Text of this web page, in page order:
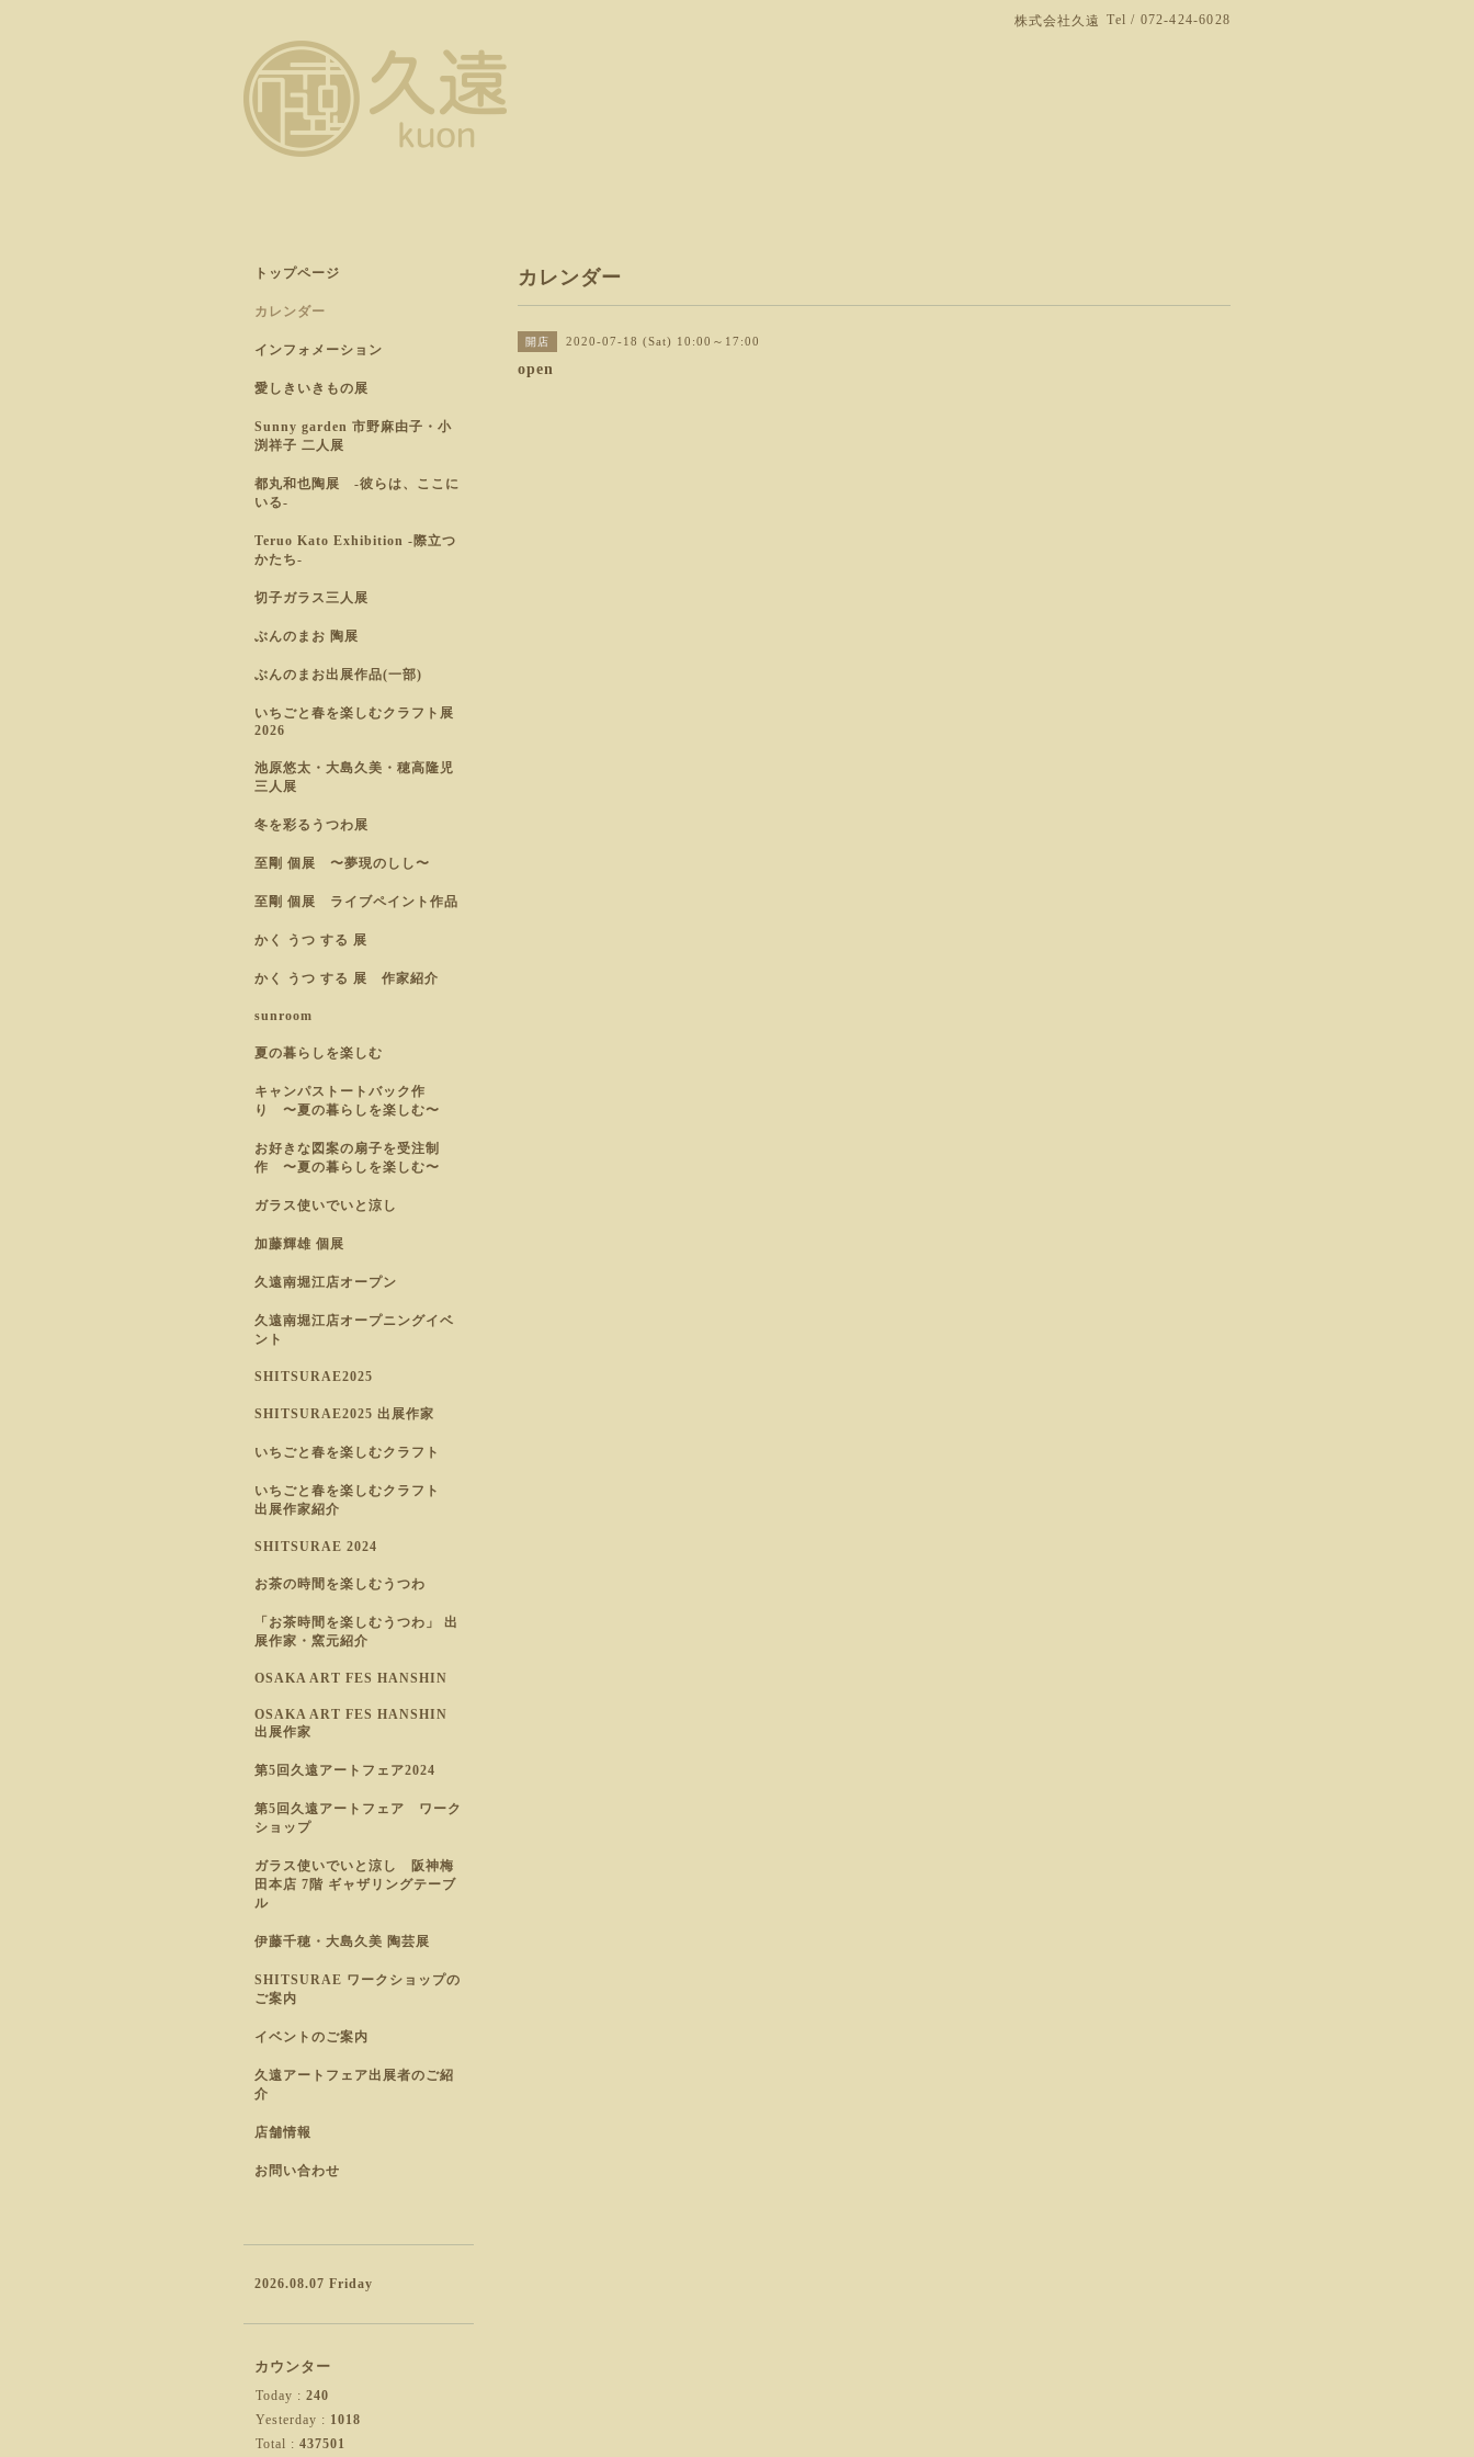
株式会社久遠 Tel / 072-424-6028
カレンダー
開店 2020-07-18 (Sat) 10:00～17:00
open
トップページ
カレンダー
インフォメーション
愛しきいきもの展
Sunny garden 市野麻由子・小
渕祥子 二人展
都丸和也陶展 -彼らは、ここに
いる-
Teruo Kato Exhibition -際立つ
かたち-
切子ガラス三人展
ぶんのまお 陶展
ぶんのまお出展作品(一部)
いちごと春を楽しむクラフト展
2026
池原悠太・大島久美・穂高隆児
三人展
冬を彩るうつわ展
至剛 個展 〜夢現のしし〜
至剛 個展 ライブペイント作品
かく うつ する 展
かく うつ する 展 作家紹介
sunroom
夏の暮らしを楽しむ
キャンパストートバック作
り 〜夏の暮らしを楽しむ〜
お好きな図案の扇子を受注制
作 〜夏の暮らしを楽しむ〜
ガラス使いでいと涼し
加藤輝雄 個展
久遠南堀江店オープン
久遠南堀江店オープニングイベ
ント
SHITSURAE2025
SHITSURAE2025 出展作家
いちごと春を楽しむクラフト
いちごと春を楽しむクラフト
出展作家紹介
SHITSURAE 2024
お茶の時間を楽しむうつわ
「お茶時間を楽しむうつわ」 出
展作家・窯元紹介
OSAKA ART FES HANSHIN
OSAKA ART FES HANSHIN
出展作家
第5回久遠アートフェア2024
第5回久遠アートフェア ワーク
ショップ
ガラス使いでいと涼し 阪神梅
田本店 7階 ギャザリングテーブ
ル
伊藤千穂・大島久美 陶芸展
SHITSURAE ワークショップの
ご案内
イベントのご案内
久遠アートフェア出展者のご紹
介
店舗情報
お問い合わせ
2026.08.07 Friday
カウンター
Today : 240
Yesterday : 1018
Total : 437501